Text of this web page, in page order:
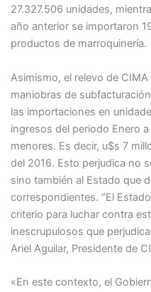
27.327.506 unidades,
año anterior se importaron
productos de marroquinería.
Asimismo, el relevo de
maniobras de
las importaciones en
ingresos del periodo Enero
menores. Es decir, u$s 7
del 2016. Esto perjudica no
sino también al Estado que
correspondientes. “El
criterio para luchar contra
inescrupulosos que
Ariel Aguilar, Presidente de
«En este contexto, el